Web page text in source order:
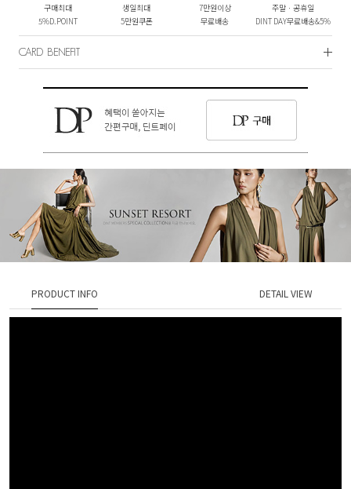
구매최대
5%D.POINT
생일최대
5만원쿠폰
7만원이상
무료배송
주말ㆍ공휴일
DINT DAY무료배송&5%
CARD BENEFIT
PRODUCT INFO DETAIL VIEW